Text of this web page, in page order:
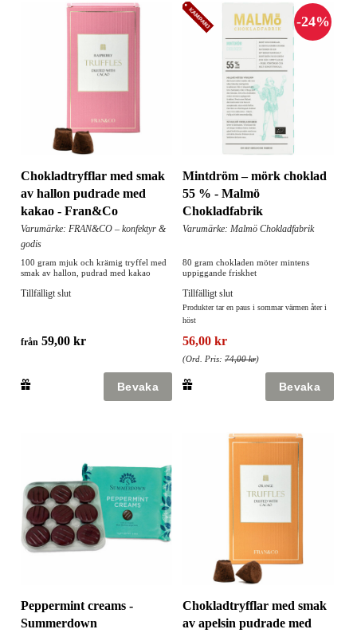
Chokladtryfflar med smak
av hallon pudrade med
kakao - Fran&Co
Varumärke: FRAN&CO – konfektyr &
godis
100 gram mjuk och krämig tryffel med
smak av hallon, pudrad med kakao
Tillfälligt slut
från 59,00 kr
Mintdröm – mörk choklad
55 % - Malmö
Chokladfabrik
Varumärke: Malmö Chokladfabrik
80 gram chokladen möter mintens
uppiggande friskhet
Tillfälligt slut
Produkter tar en paus i sommar värmen åter i
höst
56,00 kr
(Ord. Pris: 74,00 kr)
Peppermint creams -
Summerdown
Chokladtryfflar med smak
av apelsin pudrade med